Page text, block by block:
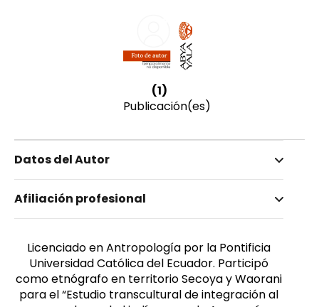
(1)
Publicación(es)
Datos del Autor
Hidrobo, David
Masculino
Afiliación profesional
Licenciado en Antropología por la Pontificia
Universidad Católica del Ecuador. Participó
como etnógrafo en territorio Secoya y Waorani
para el “Estudio transcultural de integración al